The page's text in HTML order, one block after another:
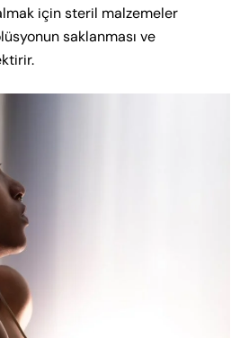
için steril malzemeler
saklanması ve